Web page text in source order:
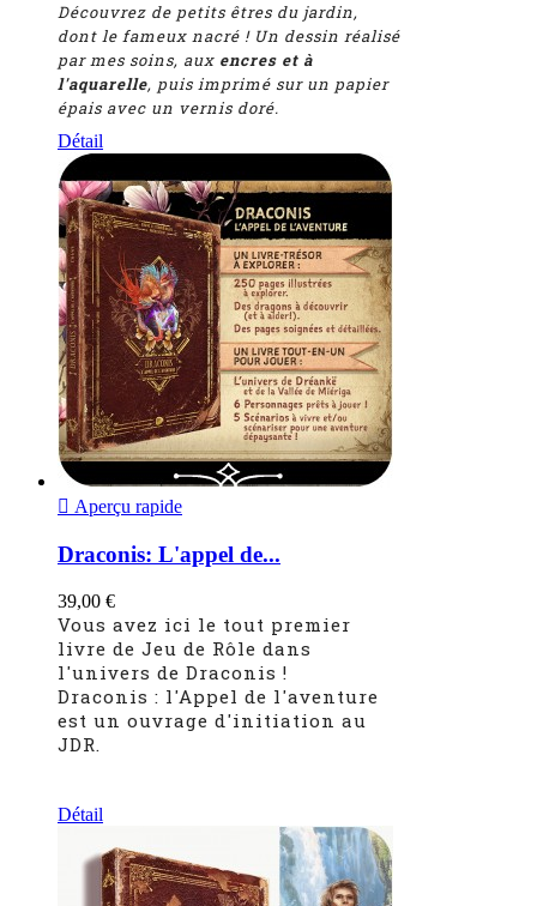
Découvrez de petits êtres du jardin,
dont le fameux nacré ! Un dessin réalisé
par mes soins, aux encres et à
l'aquarelle, puis imprimé sur un papier
épais avec un vernis doré.
Détail
 Aperçu rapide
Draconis: L'appel de...
39,00 €
Vous avez ici le tout premier
livre de Jeu de Rôle dans
l'univers de Draconis !
Draconis : l'Appel de l'aventure
est un ouvrage d'initiation au
JDR.
Détail